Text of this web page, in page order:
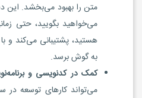
متن را بهبود می‌بخشد. این
می‌خواهید بگویید، حتی
هستید، پشتیبانی می‌کند و
به گوش برسد.
کمک در کدنویسی و
می‌تواند کارهای توسعه در